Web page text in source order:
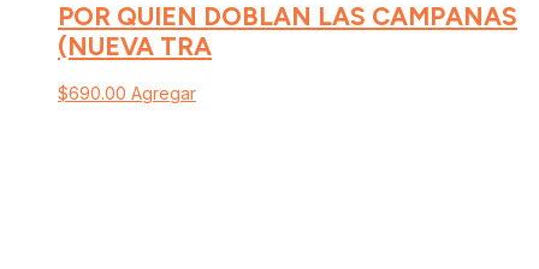
POR QUIEN DOBLAN LAS CAMPANAS
(NUEVA TRA
$690.00 Agregar